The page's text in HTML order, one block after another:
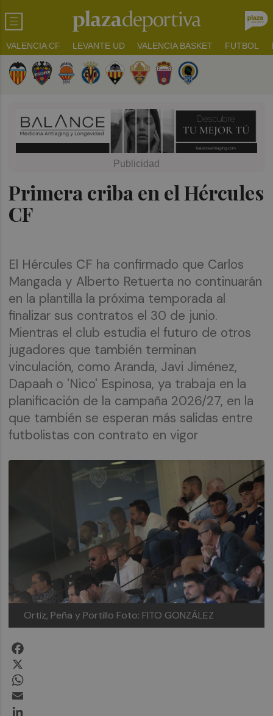
VALENCIA CF LEVANTE UD VALENCIA BASKET FUTBOL
Primera criba en el Hércules
CF
El Hércules CF ha confirmado que Carlos
Mangada y Alberto Retuerta no continuarán
en la plantilla la próxima temporada al
finalizar sus contratos el 30 de junio.
Mientras el club estudia el futuro de otros
jugadores que también terminan
vinculación, como Aranda, Javi Jiménez,
Dapaah o 'Nico' Espinosa, ya trabaja en la
planificación de la campaña 2026/27, en la
que también se esperan más salidas entre
futbolistas con contrato en vigor
Ortiz, Peña y Portillo Foto: FITO GONZÁLEZ